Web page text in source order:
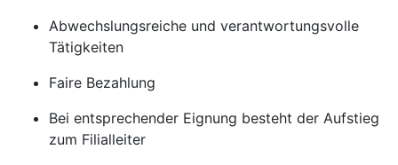
Abwechslungsreiche und verantwortungsvolle
Tätigkeiten
Faire Bezahlung
Bei entsprechender Eignung besteht der Aufstieg
zum Filialleiter